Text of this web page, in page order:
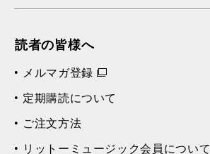
読者の皆様へ
メルマガ登録
定期購読について
ご注文方法
リットーミュージック会員について